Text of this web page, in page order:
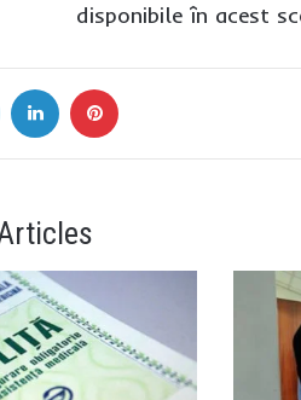
disponibile în acest
Twitter LinkedIn